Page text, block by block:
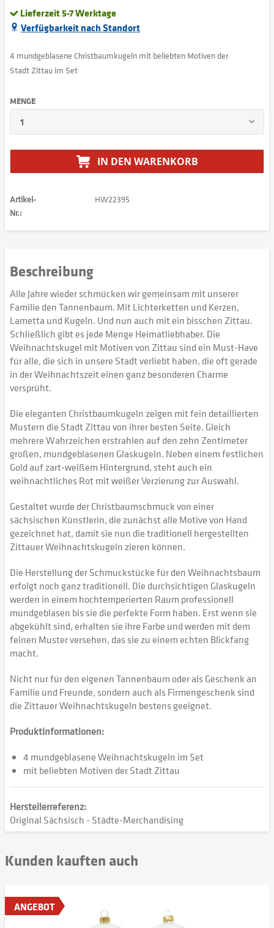
Lieferzeit 5-7 Werktage
Verfügbarkeit nach Standort
4 mundgeblasene Christbaumkugeln mit beliebten Motiven der
Stadt Zittau im Set
MENGE
IN DEN WARENKORB
Artikel-
Nr.:
HW22395
Beschreibung
Alle Jahre wieder schmücken wir gemeinsam mit unserer
Familie den Tannenbaum. Mit Lichterketten und Kerzen,
Lametta und Kugeln. Und nun auch mit ein bisschen Zittau.
Schließlich gibt es jede Menge Heimatliebhaber. Die
Weihnachtskugel mit Motiven von Zittau sind ein Must-Have
für alle, die sich in unsere Stadt verliebt haben, die oft gerade
in der Weihnachtszeit einen ganz besonderen Charme
versprüht.
Die eleganten Christbaumkugeln zeigen mit fein detaillierten
Mustern die Stadt Zittau von ihrer besten Seite. Gleich
mehrere Wahrzeichen erstrahlen auf den zehn Zentimeter
großen, mundgeblasenen Glaskugeln. Neben einem festlichen
Gold auf zart-weißem Hintergrund, steht auch ein
weihnachtliches Rot mit weißer Verzierung zur Auswahl.
Gestaltet wurde der Christbaumschmuck von einer
sächsischen Künstlerin, die zunächst alle Motive von Hand
gezeichnet hat, damit sie nun die traditionell hergestellten
Zittauer Weihnachtskugeln zieren können.
Die Herstellung der Schmuckstücke für den Weihnachtsbaum
erfolgt noch ganz traditionell. Die durchsichtigen Glaskugeln
werden in einem hochtemperierten Raum professionell
mundgeblasen bis sie die perfekte Form haben. Erst wenn sie
abgekühlt sind, erhalten sie ihre Farbe und werden mit dem
feinen Muster versehen, das sie zu einem echten Blickfang
macht.
Nicht nur für den eigenen Tannenbaum oder als Geschenk an
Familie und Freunde, sondern auch als Firmengeschenk sind
die Zittauer Weihnachtskugeln bestens geeignet.
Produktinformationen:
4 mundgeblasene Weihnachtskugeln im Set
mit beliebten Motiven der Stadt Zittau
Herstellerreferenz:
Original Sächsisch - Städte-Merchandising
Kunden kauften auch
ANGEBOT